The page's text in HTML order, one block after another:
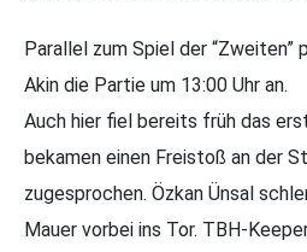
Parallel zum Spiel der
Akin die Partie um 13:00 Uhr an.
Auch hier fiel bereits früh das
bekamen einen Freistoß an der
zugesprochen. Özkan Ünsal
Mauer vorbei ins Tor. TBH-